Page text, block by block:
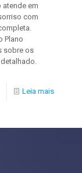
atende em
com
Plano
sobre os
Leia mais